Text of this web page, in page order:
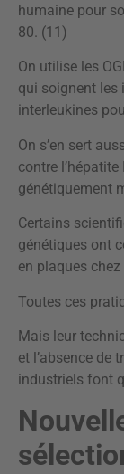
humaine pour
80. (11)
On utilise les
qui soignent les
interleukines
On s’en sert
contre
génétiquement
Certains
génétiques ont
en plaques
Toutes ces
Mais leur
et l’absence de
industriels font